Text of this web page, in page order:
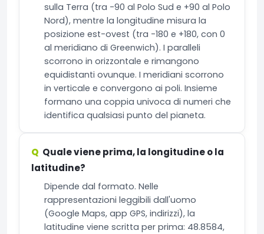
sulla Terra (tra -90 al Polo Sud e +90 al Polo
Nord), mentre la longitudine misura la
posizione est-ovest (tra -180 e +180, con 0
al meridiano di Greenwich). I paralleli
scorrono in orizzontale e rimangono
equidistanti ovunque. I meridiani scorrono
in verticale e convergono ai poli. Insieme
formano una coppia univoca di numeri che
identifica qualsiasi punto del pianeta.
Quale viene prima, la longitudine o la
latitudine?
Dipende dal formato. Nelle
rappresentazioni leggibili dall'uomo
(Google Maps, app GPS, indirizzi), la
latitudine viene scritta per prima: 48.8584,